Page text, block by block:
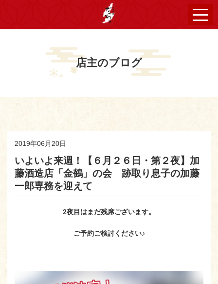
店主のブログ
2019年06月20日
いよいよ来週！【６月２６日・第２夜】加
藤酒造店「金鶴」の会 跡取り息子の加藤
一郎専務を迎えて
2夜目はまだ残席ございます。
ご予約ご検討ください♪